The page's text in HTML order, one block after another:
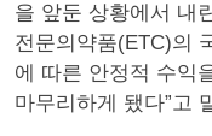
을 앞둔 상황에서 내
전문의약품(ETC)의
에 따른 안정적 수익
마무리하게 됐다”고